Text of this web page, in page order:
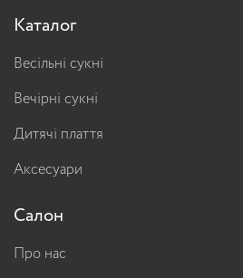
Каталог
Весільні сукні
Вечірні сукні
Дитячі плаття
Аксесуари
Салон
Про нас